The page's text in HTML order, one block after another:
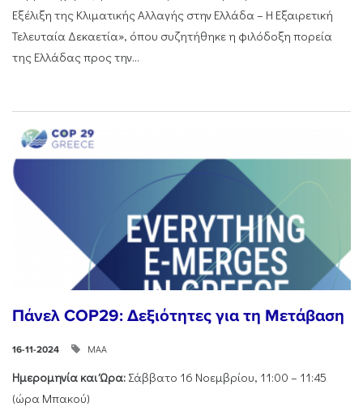
Εξέλιξη της Κλιματικής Αλλαγής στην Ελλάδα – Η Εξαιρετική
Τελευταία Δεκαετία», όπου συζητήθηκε η φιλόδοξη πορεία
της Ελλάδας προς την...
Πάνελ COP29: Δεξιότητες για τη Μετάβαση
16-11-2024 ΜΑΑ
Ημερομηνία και Ώρα: Σάββατο 16 Νοεμβρίου, 11:00 – 11:45
(ώρα Μπακού)